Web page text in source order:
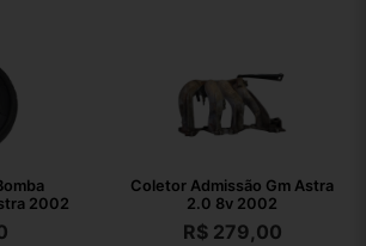
2002
Coletor Admissão Gm Astra
2.0 8v 2002
R$279,00